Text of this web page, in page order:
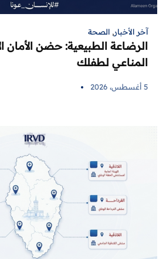
آخر الأخبار, الصحة
الرضاعة الطبيعية: حضن الأمان
المناعي لطفلك
5 أغسطس، 2026